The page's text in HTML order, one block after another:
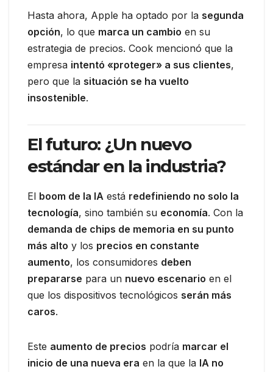
Hasta ahora, Apple ha optado por la segunda
opción, lo que marca un cambio en su
estrategia de precios. Cook mencionó que la
empresa intentó «proteger» a sus clientes,
pero que la situación se ha vuelto
insostenible.
El futuro: ¿Un nuevo
estándar en la industria?
El boom de la IA está redefiniendo no solo la
tecnología, sino también su economía. Con la
demanda de chips de memoria en su punto
más alto y los precios en constante
aumento, los consumidores deben
prepararse para un nuevo escenario en el
que los dispositivos tecnológicos serán más
caros.
Este aumento de precios podría marcar el
inicio de una nueva era en la que la IA no